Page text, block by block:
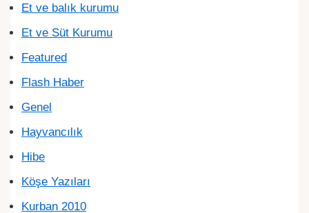
Et ve balık kurumu
Et ve Süt Kurumu
Featured
Flash Haber
Genel
Hayvancılık
Hibe
Köşe Yazıları
Kurban 2010